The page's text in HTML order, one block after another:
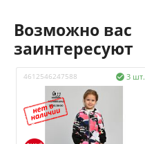
Возможно вас
заинтересуют
4612546247588 3 шт.
